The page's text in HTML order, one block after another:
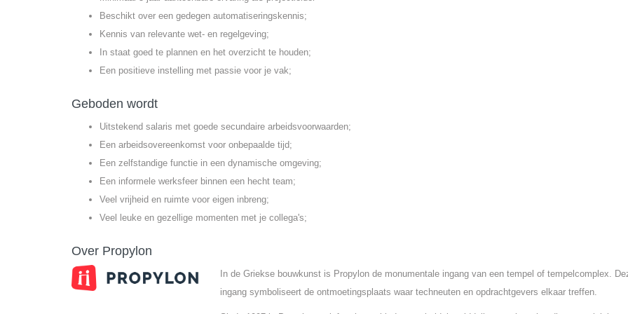
Beschikt over een gedegen automatiseringskennis;
Kennis van relevante wet- en regelgeving;
In staat goed te plannen en het overzicht te houden;
Een positieve instelling met passie voor je vak;
Geboden wordt
Uitstekend salaris met goede secundaire arbeidsvoorwaarden;
Een arbeidsovereenkomst voor onbepaalde tijd;
Een zelfstandige functie in een dynamische omgeving;
Een informele werksfeer binnen een hecht team;
Veel vrijheid en ruimte voor eigen inbreng;
Veel leuke en gezellige momenten met je collega's;
Over Propylon
In de Griekse bouwkunst is Propylon de monumentale ingang van een tempel of tempelcomplex.
ingang symboliseert de ontmoetingsplaats waar techneuten en opdrachtgevers elkaar treffen.